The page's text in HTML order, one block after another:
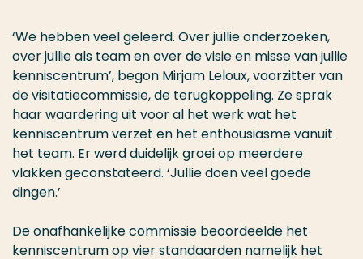
‘We hebben veel geleerd. Over jullie onderzoeken,
over jullie als team en over de visie en misse van jullie
kenniscentrum’, begon Mirjam Leloux, voorzitter van
de visitatiecommissie, de terugkoppeling. Ze sprak
haar waardering uit voor al het werk wat het
kenniscentrum verzet en het enthousiasme vanuit
het team. Er werd duidelijk groei op meerdere
vlakken geconstateerd. ‘Jullie doen veel goede
dingen.’
De onafhankelijke commissie beoordeelde het
kenniscentrum op vier standaarden namelijk het